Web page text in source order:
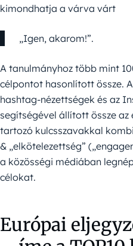
kimondhatja a várva várt
„Igen, akarom!”.
A tanulmányhoz több mint
célpontot hasonlított össze.
hashtag-nézettségek és az
segítségével állított össze az
tartozó kulcsszavakkal
& „elkötelezettség”
a közösségi médiában
célokat.
Európai